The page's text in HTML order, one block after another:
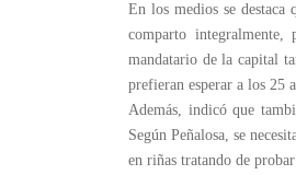
En los medios se destaca
comparto
mandatario de la capital
prefieran esperar a los 25
Además, indicó que
Según Peñalosa, se
en riñas tratando de